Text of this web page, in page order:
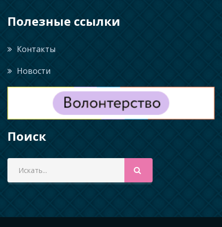
Полезные ссылки
Контакты
Новости
Поиск